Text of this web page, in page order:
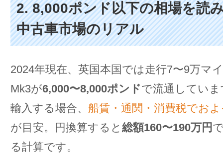
2. 8,000ポンド以下の相場を読
中古車市場のリアル
2024年現在、英国本国では走行7〜9万マ
Mk3が6,000〜8,000ポンドで流通してい
輸入する場合、 船賃・通関・消費税でお
が目安。円換算すると 総額160〜190万円
る計算です。